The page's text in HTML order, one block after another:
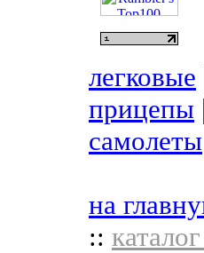
легковые
прицепы |
самолеты
на
::